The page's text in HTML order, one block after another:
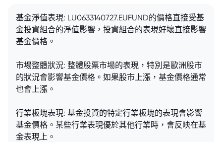
基金淨值表現: LU0633140727.EUFUND的價格直接受基
金投資組合的淨值影響，投資組合的表現好壞直接影響
基金價格。
市場整體狀況: 整體股票市場的表現，特別是歐洲股市
的狀況會影響基金價格。如果股市上漲，基金價格通常
也會上漲。
行業板塊表現: 基金投資的特定行業板塊的表現會影響
基金價格。某些行業表現優於其他行業時，會反映在基
金表現上。